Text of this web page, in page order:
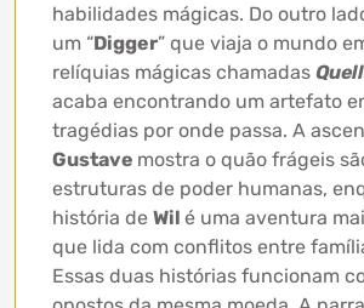
habilidades mágicas. Do outro
um “Digger” que viaja o mundo
relíquias mágicas chamadas
acaba encontrando um artefato
tragédias por onde passa. A
Gustave mostra o quão frágeis
estruturas de poder humanas,
história de Wil é uma aventura
que lida com conflitos entre
Essas duas histórias funcionam